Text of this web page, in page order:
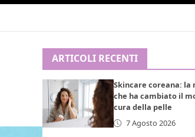
ARTICOLI RECENTI
Skincare coreana:
che ha cambiato il
cura della pelle
7 Agosto 2026